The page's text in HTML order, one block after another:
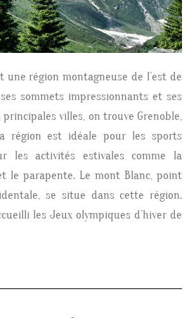
une région montagneuse de l’est de
sommets impressionnants et ses
principales villes, on trouve Grenoble,
région est idéale pour les sports
les activités estivales comme la
le parapente. Le mont Blanc, point
se situe dans cette région.
les Jeux olympiques d’hiver de